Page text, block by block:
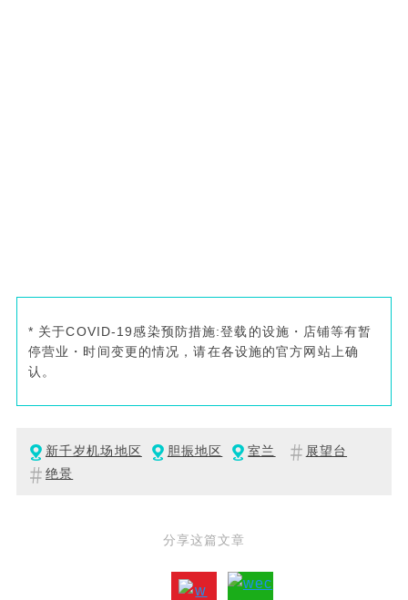
* 关于COVID-19感染预防措施:登载的设施・店铺等有暂
停营业・时间变更的情况，请在各设施的官方网站上确
认。
新千岁机场地区 胆振地区 室兰
展望台
绝景
分享这篇文章